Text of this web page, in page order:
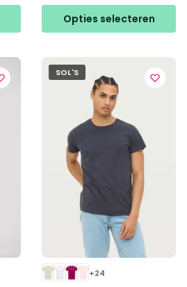
Opties selecteren
heeft
meerdere
Deze
optie
worden
productpagina
SOL'S
+24